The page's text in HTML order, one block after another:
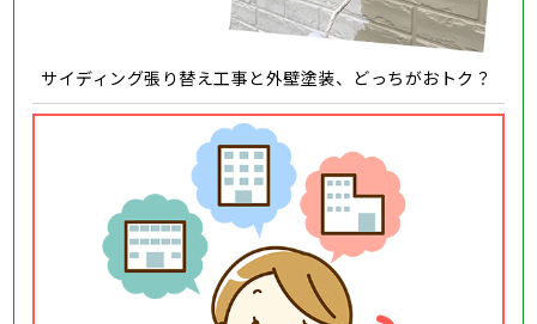
サイディング張り替え工事と外壁塗装、どっちがおトク？